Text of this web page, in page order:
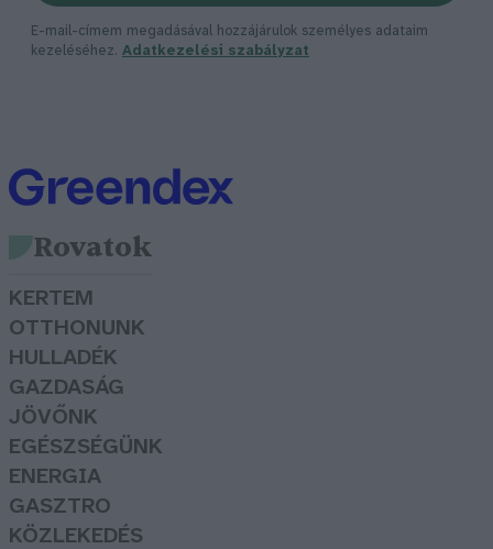
E-mail-címem megadásával hozzájárulok személyes adataim
kezeléséhez. Adatkezelési szabályzat
Rovatok
KERTEM
OTTHONUNK
HULLADÉK
GAZDASÁG
JÖVŐNK
EGÉSZSÉGÜNK
ENERGIA
GASZTRO
KÖZLEKEDÉS